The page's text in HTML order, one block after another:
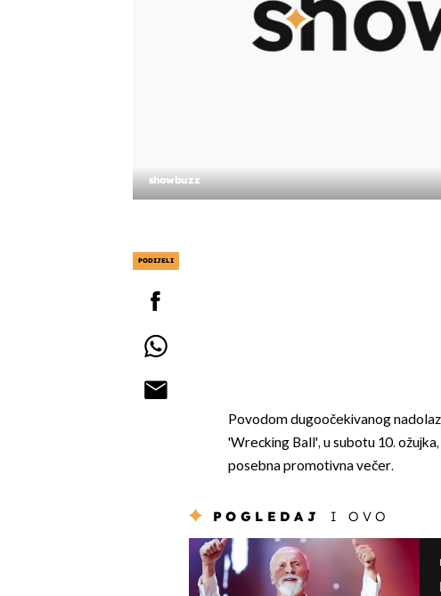
showbuzz
PODIJELI
Povodom dugoočekivanog
'Wrecking Ball', u subotu 10.
posebna promotivna večer.
POGLEDAJ I OVO